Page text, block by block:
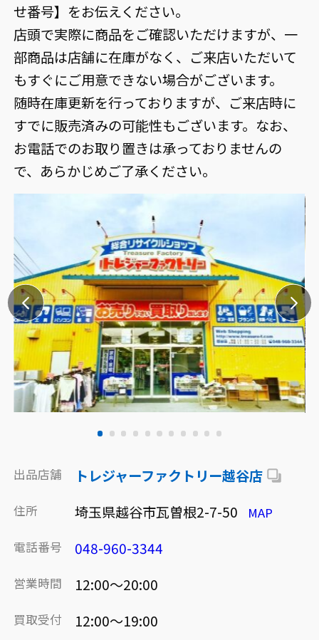
せ番号】をお伝えください。
店頭で実際に商品をご確認いただけますが、一
部商品は店舗に在庫がなく、ご来店いただいて
もすぐにご用意できない場合がございます。
随時在庫更新を行っておりますが、ご来店時に
すでに販売済みの可能性もございます。なお、
お電話でのお取り置きは承っておりませんの
で、あらかじめご了承ください。
出品店舗 トレジャーファクトリー越谷店
住所 埼玉県越谷市瓦曽根2-7-50 MAP
電話番号 048-960-3344
営業時間 12:00～20:00
買取受付 12:00～19:00